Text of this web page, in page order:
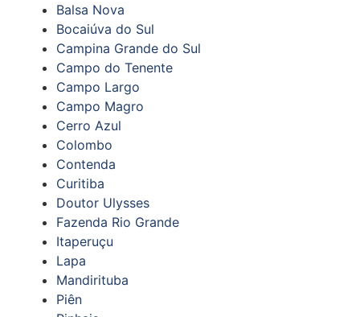
Balsa Nova
Bocaiúva do Sul
Campina Grande do Sul
Campo do Tenente
Campo Largo
Campo Magro
Cerro Azul
Colombo
Contenda
Curitiba
Doutor Ulysses
Fazenda Rio Grande
Itaperuçu
Lapa
Mandirituba
Piên